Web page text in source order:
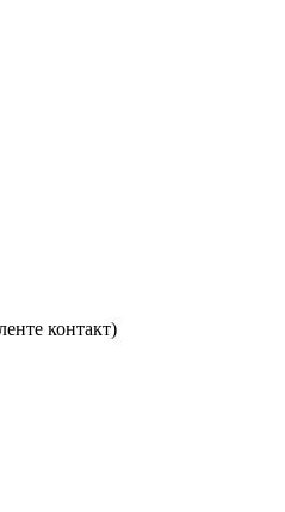
контакт)